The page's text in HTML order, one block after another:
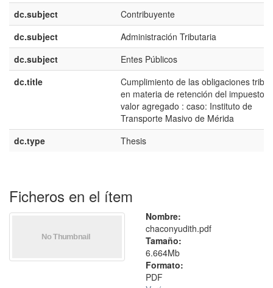
dc.subject
Contribuyente
dc.subject
Administración Tributaria
dc.subject
Entes Públicos
dc.title
Cumplimiento de las obligaciones
en materia de retención del impuesto al
valor agregado : caso: Instituto de
Transporte Masivo de Mérida
dc.type
Thesis
Ficheros en el ítem
Nombre:
chaconyudith.pdf
Tamaño:
6.664Mb
Formato:
PDF